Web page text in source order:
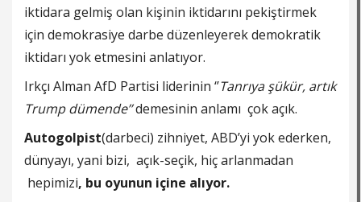
iktidara gelmiş olan kişinin iktidarını pekiştirmek
için demokrasiye darbe düzenleyerek demokratik
iktidarı yok etmesini anlatıyor.
Irkçı Alman AfD Partisi liderinin ‘’Tanrıya şükür, artık
Trump dümende’’demesinin anlamı çok açık.
Autogolpist(darbeci) zihniyet, ABD’yi yok ederken,
dünyayı, yani bizi, açık-seçik, hiç arlanmadan
hepimizi, bu oyunun içine alıyor.